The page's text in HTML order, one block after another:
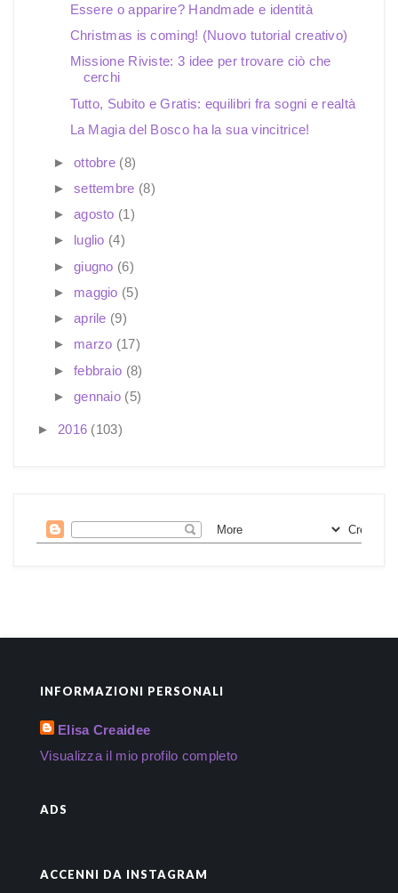
Essere o apparire? Handmade e identità
Christmas is coming! (Nuovo tutorial creativo)
Missione Riviste: 3 idee per trovare ciò che
cerchi
Tutto, Subito e Gratis: equilibri fra sogni e realtà
La Magia del Bosco ha la sua vincitrice!
► ottobre (8)
► settembre (8)
► agosto (1)
► luglio (4)
► giugno (6)
► maggio (5)
► aprile (9)
► marzo (17)
► febbraio (8)
► gennaio (5)
► 2016 (103)
INFORMAZIONI PERSONALI
Elisa Creaidee
Visualizza il mio profilo completo
ADS
ACCENNI DA INSTAGRAM